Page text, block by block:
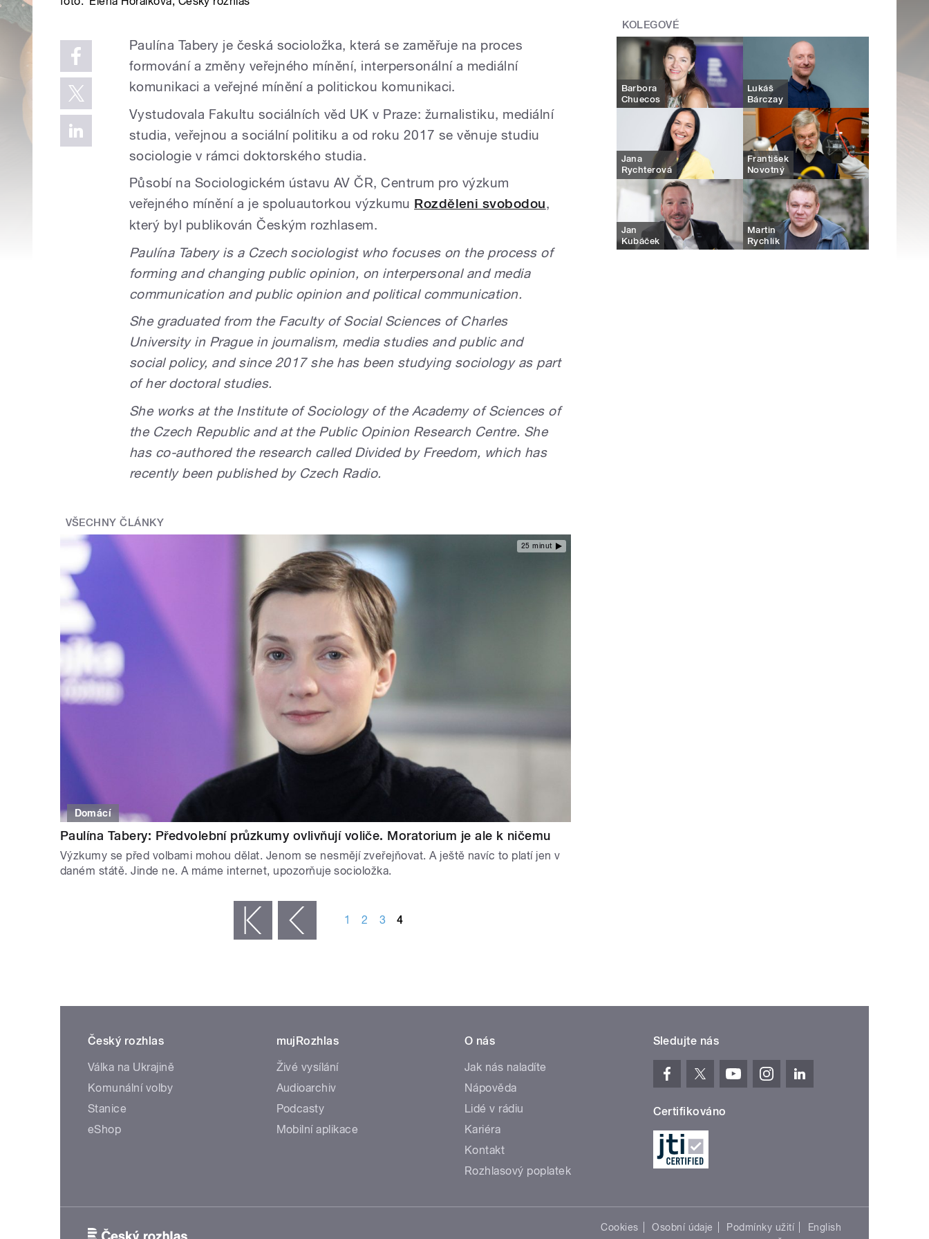
Paulína Tabery je česká socioložka, která se zaměřuje na proces
formování a změny veřejného mínění, interpersonální a mediální
komunikaci a veřejné mínění a politickou komunikaci.
Vystudovala Fakultu sociálních věd UK v Praze: žurnalistiku, mediální
studia, veřejnou a sociální politiku a od roku 2017 se věnuje studiu
sociologie v rámci doktorského studia.
Působí na Sociologickém ústavu AV ČR, Centrum pro výzkum
veřejného mínění a je spoluautorkou výzkumu Rozděleni svobodou,
který byl publikován Českým rozhlasem.
Paulína Tabery is a Czech sociologist who focuses on the process of
forming and changing public opinion, on interpersonal and media
communication and public opinion and political communication.
She graduated from the Faculty of Social Sciences of Charles
University in Prague in journalism, media studies and public and
social policy, and since 2017 she has been studying sociology as part
of her doctoral studies.
She works at the Institute of Sociology of the Academy of Sciences of
the Czech Republic and at the Public Opinion Research Centre. She
has co-authored the research called Divided by Freedom, which has
recently been published by Czech Radio.
VŠECHNY ČLÁNKY
25 minut
Domácí
Paulína Tabery: Předvolební průzkumy ovlivňují voliče. Moratorium je ale k ničemu
Výzkumy se před volbami mohou dělat. Jenom se nesmějí zveřejňovat. A ještě navíc to platí jen v
daném státě. Jinde ne. A máme internet, upozorňuje socioložka.
‹ předchozí 1 2 3 4
KOLEGOVÉ
Barbora
Chuecos
Lukáš
Bárczay
Jana
Rychterová
František
Novotný
Jan
Kubáček
Martin
Rychlík
Český rozhlas
Válka na Ukrajině
Komunální volby
Stanice
eShop
mujRozhlas
Živé vysílání
Audioarchiv
Podcasty
Mobilní aplikace
O nás
Jak nás naladíte
Nápověda
Lidé v rádiu
Kariéra
Kontakt
Rozhlasový poplatek
Sledujte nás
Certifikováno
Cookies Osobní údaje Podmínky užití
English